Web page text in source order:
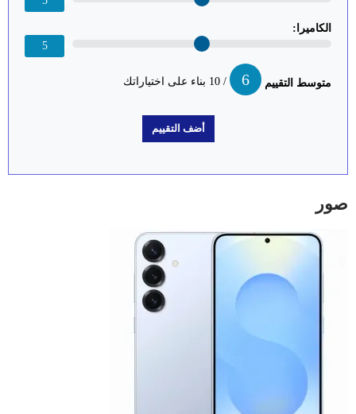
الكاميرا:
5
متوسط التقييم 6 / 10 بناء على اختياراتك
صور